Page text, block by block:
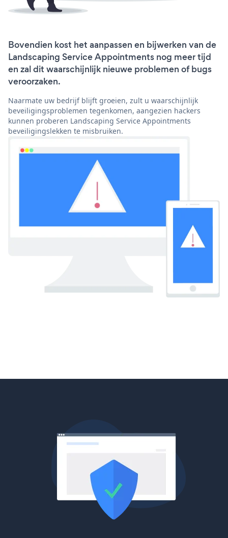
Bovendien kost het aanpassen en bijwerken van de
Landscaping Service Appointments nog meer tijd
en zal dit waarschijnlijk nieuwe problemen of bugs
veroorzaken.
Naarmate uw bedrijf blijft groeien, zult u waarschijnlijk
beveiligingsproblemen tegenkomen, aangezien hackers
kunnen proberen Landscaping Service Appointments
beveiligingslekken te misbruiken.